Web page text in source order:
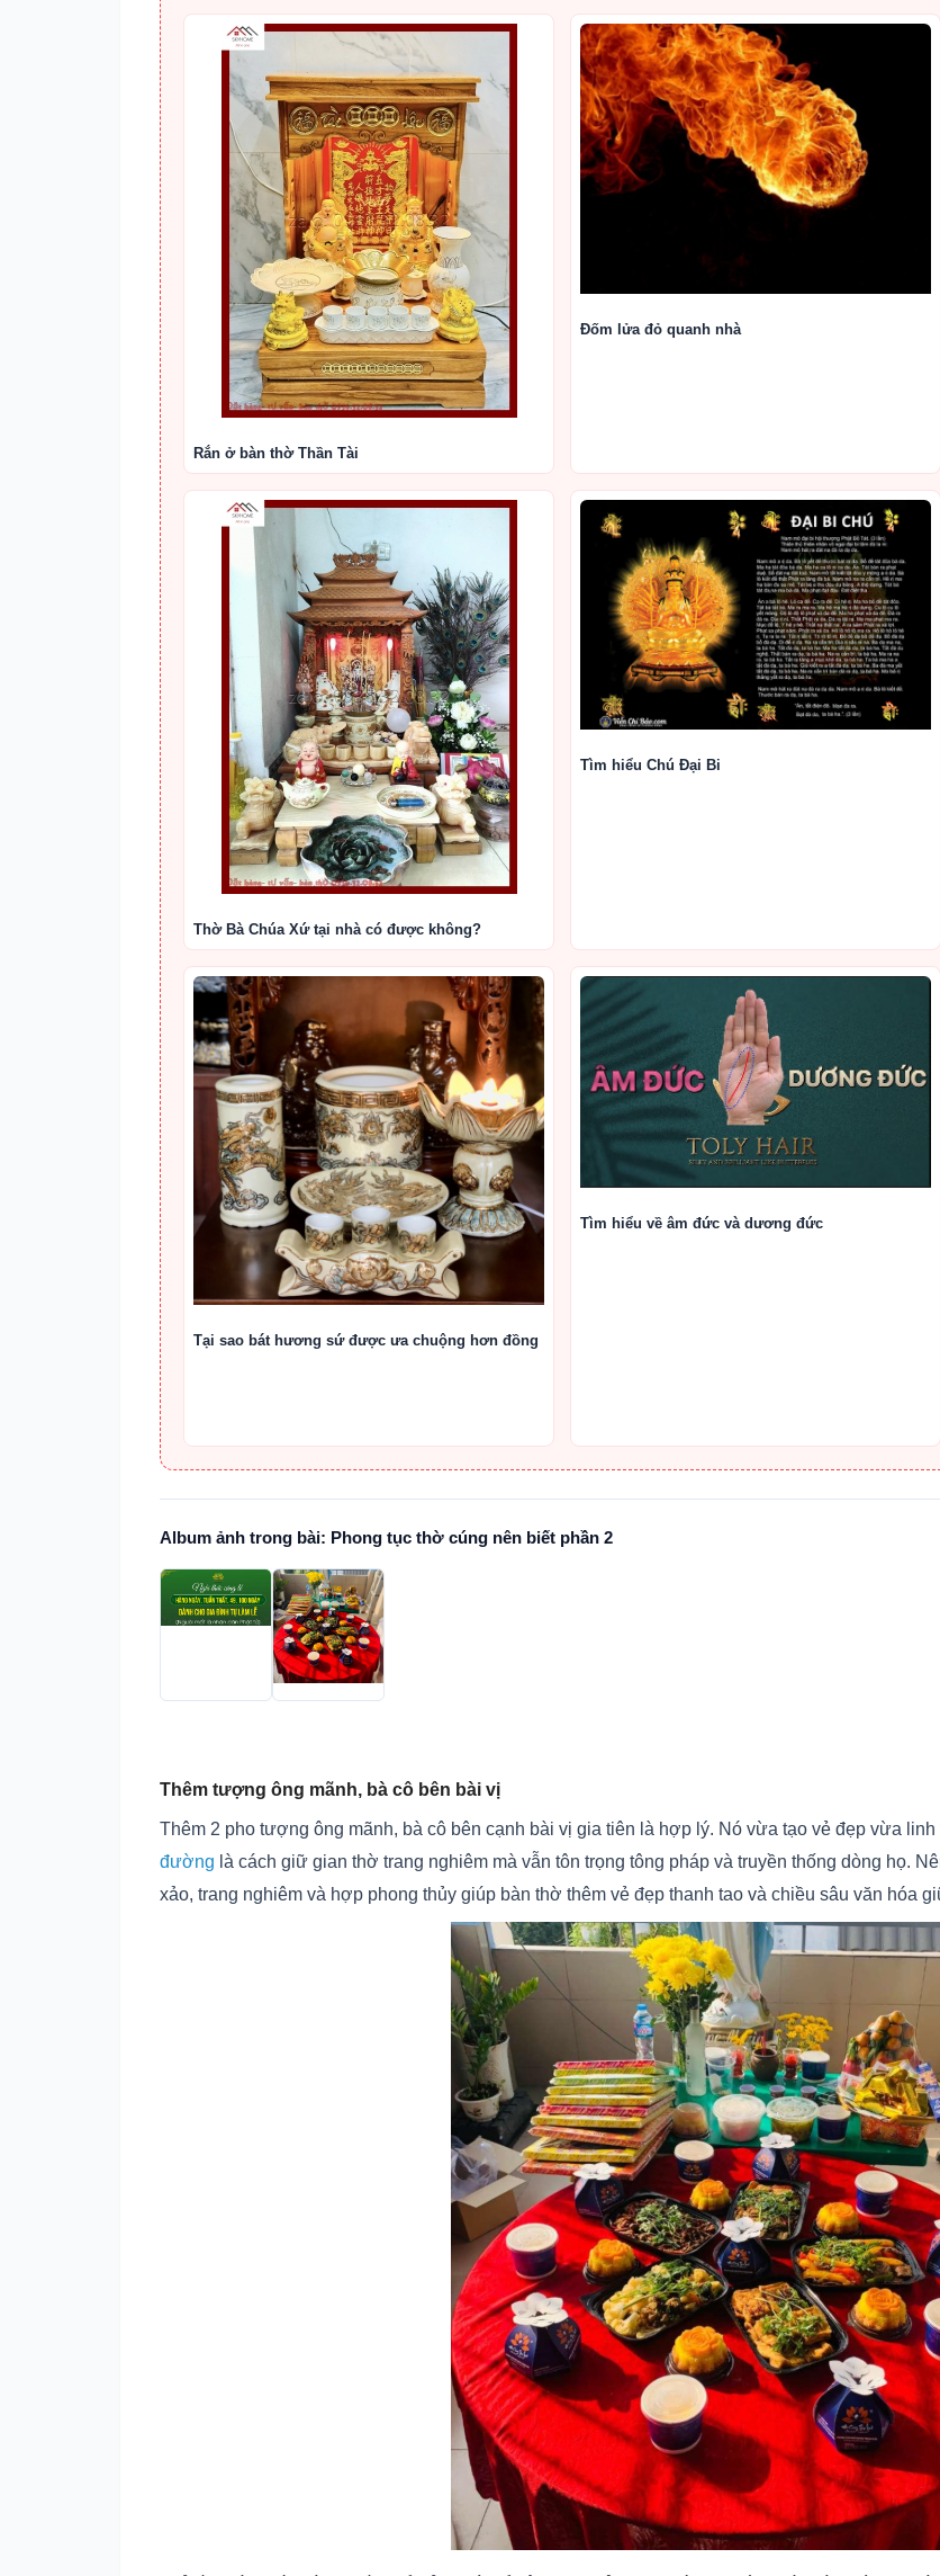
Rắn ở bàn thờ Thần Tài
Đốm lửa đỏ quanh nhà
Thờ Bà Chúa Xứ tại nhà có được không?
Tìm hiểu Chú Đại Bi
Tại sao bát hương sứ được ưa chuộng hơn đồng
Tìm hiểu về âm đức và dương đức
Album ảnh trong bài: Phong tục thờ cúng nên biết phần 2
Thêm tượng ông mãnh, bà cô bên bài vị
Thêm 2 pho tượng ông mãnh, bà cô bên cạnh bài vị gia tiên là hợp lý. Nó vừa tạo vẻ đẹp vừa
đường là cách giữ gian thờ trang nghiêm mà vẫn tôn trọng tông pháp và truyền thống dòng họ.
xảo, trang nghiêm và hợp phong thủy giúp bàn thờ thêm vẻ đẹp thanh tao và chiều sâu văn hóa